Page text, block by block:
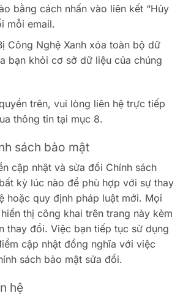
bằng cách nhấn vào liên kết “Hủy
mỗi email.
Công Nghệ Xanh xóa toàn bộ dữ
bạn khỏi cơ sở dữ liệu của chúng
trên, vui lòng liên hệ trực tiếp
thông tin tại mục 8.
sách bảo mật
cập nhật và sửa đổi Chính sách
kỳ lúc nào để phù hợp với sự thay
hoặc quy định pháp luật mới. Mọi
thị công khai trên trang này kèm
thay đổi. Việc bạn tiếp tục sử dụng
cập nhật đồng nghĩa với việc
sách bảo mật sửa đổi.
hệ